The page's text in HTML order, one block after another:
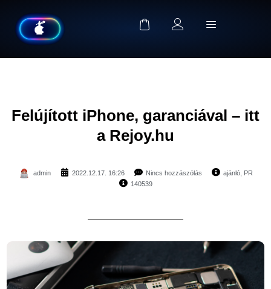
Felújított iPhone, garanciával – itt
a Rejoy.hu
admin 2022.12.17. 16:26 Nincs hozzászólás ajánló PR
140539